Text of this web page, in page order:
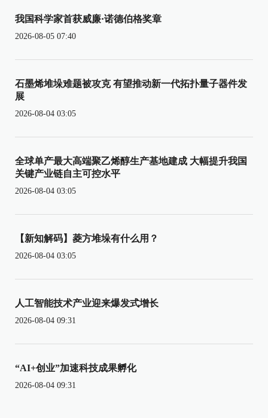
我国科学家首获威廉·诺德伯格奖章
2026-08-05 07:40
石墨烯堆垛难题被攻克 有望推动新一代拓扑量子器件发
展
2026-08-04 03:05
全球单产最大高端聚乙烯醇生产基地建成 大幅提升我国
关键产业链自主可控水平
2026-08-04 03:05
【新知解码】菱方堆垛有什么用？
2026-08-04 03:05
人工智能技术产业迎来爆发式增长
2026-08-04 09:31
“AI+创业”加速科技成果孵化
2026-08-04 09:31